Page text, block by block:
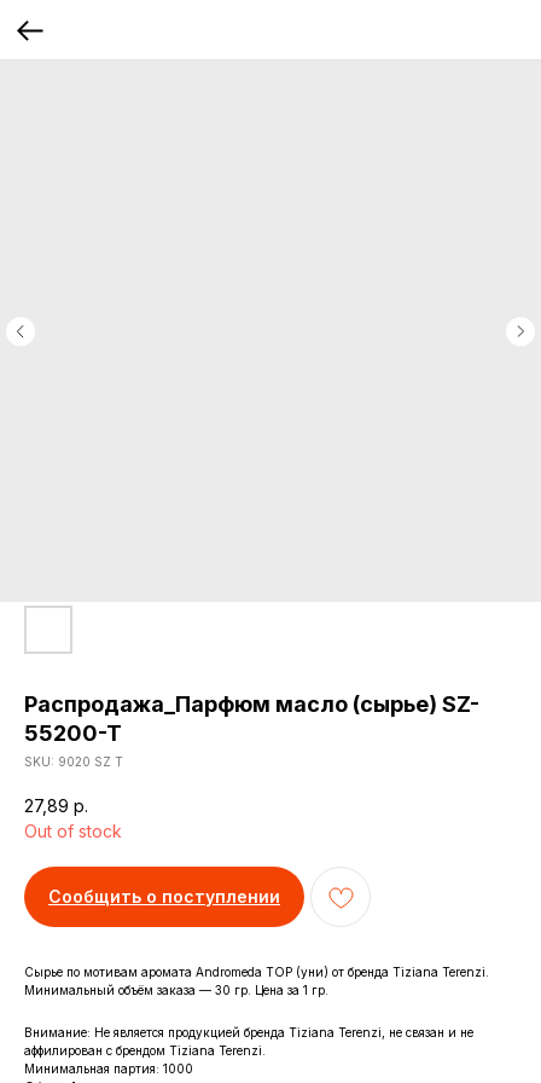
Распродажа_Парфюм масло (сырье) SZ-
55200-T
SKU: 9020 SZ T
27,89 р.
Out of stock
Сообщить о поступлении
Сырье по мотивам аромата Andromeda TOP (уни) от бренда Tiziana Terenzi.
Минимальный объём заказа — 30 гр. Цена за 1 гр.
Внимание: Не является продукцией бренда Tiziana Terenzi, не связан и не
аффилирован с брендом Tiziana Terenzi.
Минимальная партия: 1000